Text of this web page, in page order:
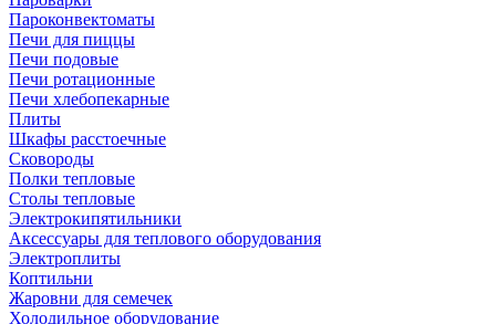
Пароконвектоматы
Печи для пиццы
Печи подовые
Печи ротационные
Печи хлебопекарные
Плиты
Шкафы расстоечные
Сковороды
Полки тепловые
Столы тепловые
Электрокипятильники
Аксессуары для теплового оборудования
Электроплиты
Коптильни
Жаровни для семечек
Холодильное оборудование